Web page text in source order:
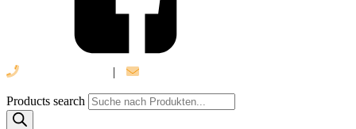
|
Products search